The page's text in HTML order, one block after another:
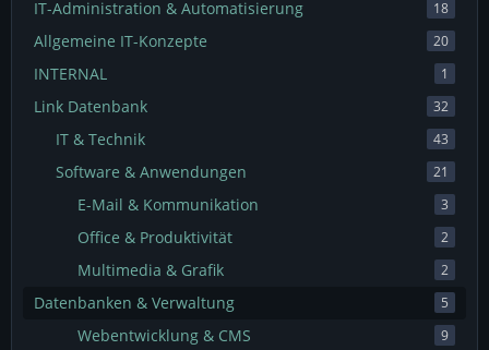
IT-Administration & Automatisierung 18
Allgemeine IT-Konzepte 20
INTERNAL 1
Link Datenbank 32
IT & Technik 43
Software & Anwendungen 21
E-Mail & Kommunikation 3
Office & Produktivität 2
Multimedia & Grafik 2
Datenbanken & Verwaltung 5
Webentwicklung & CMS 9